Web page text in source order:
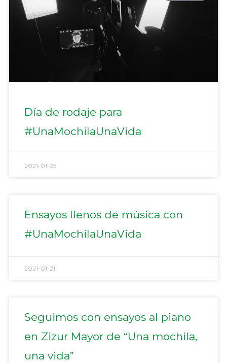
Día de rodaje para
#UnaMochilaUnaVida
2021-01-25
Ensayos llenos de música con
#UnaMochilaUnaVida
2021-01-21
Seguimos con ensayos al piano
en Zizur Mayor de “Una mochila,
una vida”